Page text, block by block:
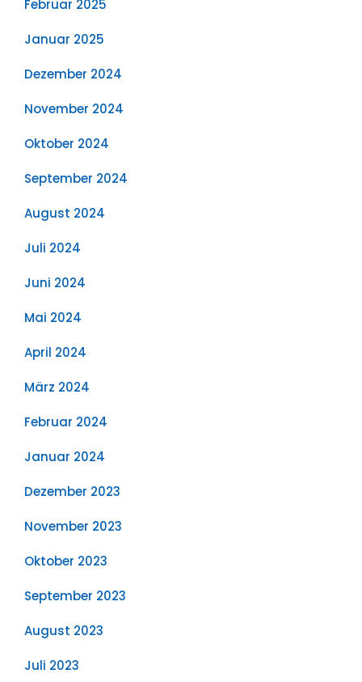
Februar 2025
Januar 2025
Dezember 2024
November 2024
Oktober 2024
September 2024
August 2024
Juli 2024
Juni 2024
Mai 2024
April 2024
März 2024
Februar 2024
Januar 2024
Dezember 2023
November 2023
Oktober 2023
September 2023
August 2023
Juli 2023